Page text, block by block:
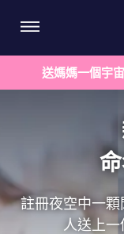
送媽媽一個宇
註冊夜空中一
人送上一